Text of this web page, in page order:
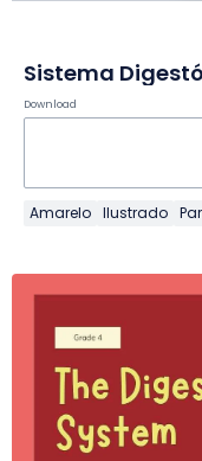
Sistema
Download
Amarelo Ilustrado